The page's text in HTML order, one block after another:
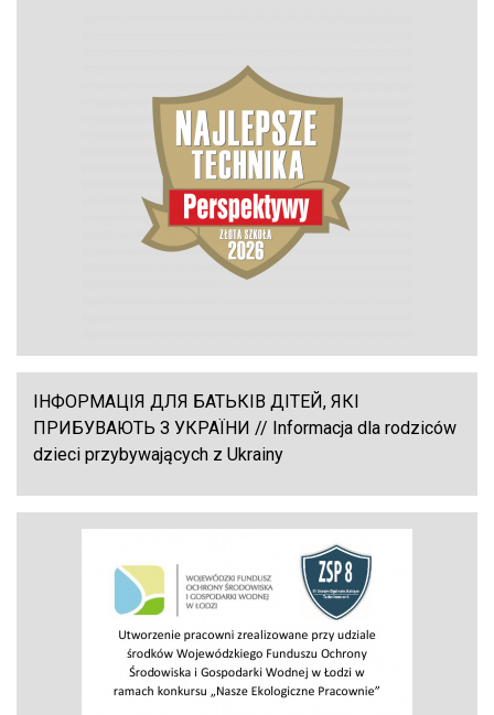
ІНФОРМАЦІЯ ДЛЯ БАТЬКІВ ДІТЕЙ, ЯКІ
ПРИБУВАЮТЬ З УКРАЇНИ // Informacja dla rodziców
dzieci przybywających z Ukrainy